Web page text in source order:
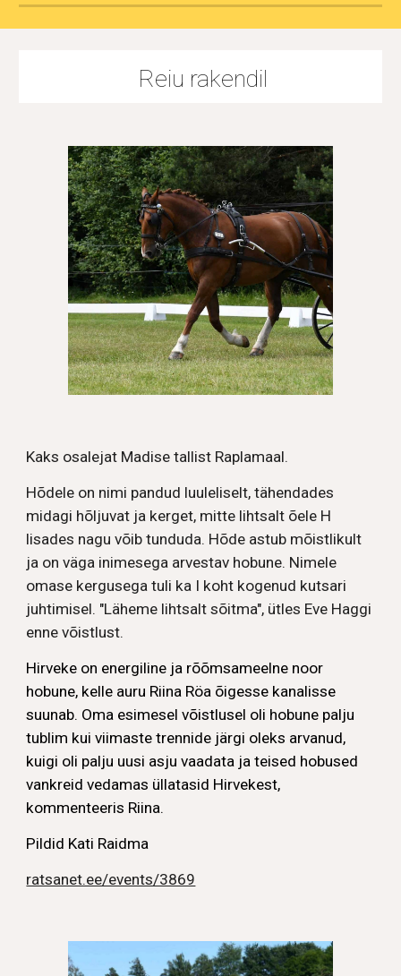
Reiu rakendil
Kaks osalejat Madise tallist Raplamaal.
Hõdele on nimi pandud luuleliselt, tähendades
midagi hõljuvat ja kerget, mitte lihtsalt õele H
lisades nagu võib tunduda. Hõde astub mõistlikult
ja on väga inimesega arvestav hobune. Nimele
omase kergusega tuli ka I koht kogenud kutsari
juhtimisel. "Läheme lihtsalt sõitma", ütles Eve Haggi
enne võistlust.
Hirveke on energiline ja rõõmsameelne noor
hobune, kelle auru Riina Röa õigesse kanalisse
suunab. Oma esimesel võistlusel oli hobune palju
tublim kui viimaste trennide järgi oleks arvanud,
kuigi oli palju uusi asju vaadata ja teised hobused
vankreid vedamas üllatasid Hirvekest,
kommenteeris Riina.
Pildid Kati Raidma
ratsanet.ee/events/3869